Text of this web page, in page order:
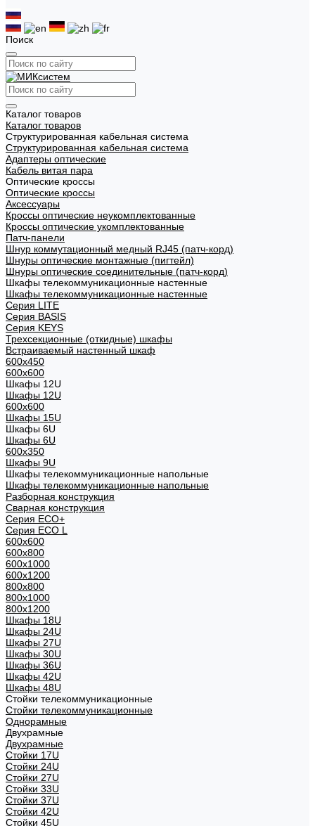
Поиск
Каталог товаров
Каталог товаров
Структурированная кабельная система
Структурированная кабельная система
Адаптеры оптические
Кабель витая пара
Оптические кроссы
Оптические кроссы
Аксессуары
Кроссы оптические неукомплектованные
Кроссы оптические укомплектованные
Патч-панели
Шнур коммутационный медный RJ45 (патч-корд)
Шнуры оптические монтажные (пигтейл)
Шнуры оптические соединительные (патч-корд)
Шкафы телекоммуникационные настенные
Шкафы телекоммуникационные настенные
Cерия LITE
Cерия BASIS
Cерия KEYS
Трехсекционные (откидные) шкафы
Встраиваемый настенный шкаф
600x450
600x600
Шкафы 12U
Шкафы 12U
600x600
Шкафы 15U
Шкафы 6U
Шкафы 6U
600x350
Шкафы 9U
Шкафы телекоммуникационные напольные
Шкафы телекоммуникационные напольные
Разборная конструкция
Сварная конструкция
Серия ECO+
Серия ECO L
600x600
600x800
600х1000
600х1200
800x800
800х1000
800х1200
Шкафы 18U
Шкафы 24U
Шкафы 27U
Шкафы 30U
Шкафы 36U
Шкафы 42U
Шкафы 48U
Стойки телекоммуникационные
Стойки телекоммуникационные
Однорамные
Двухрамные
Двухрамные
Стойки 17U
Стойки 24U
Стойки 27U
Стойки 33U
Стойки 37U
Стойки 42U
Стойки 45U